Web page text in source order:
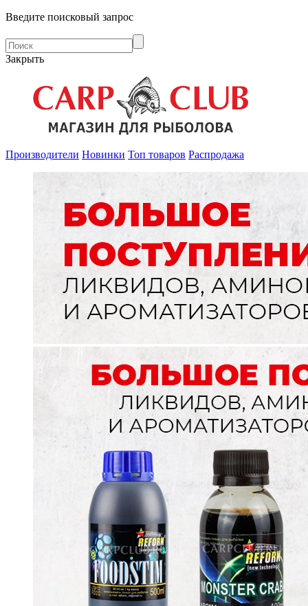
Введите поисковый запрос
Закрыть
Производители Новинки Топ товаров Распродажа